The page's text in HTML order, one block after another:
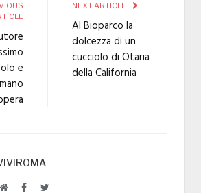
e
NEXT ARTICLE
Al Bioparco la
dolcezza di un
cucciolo di Otaria
della California
WebsiteFacebookTwitter